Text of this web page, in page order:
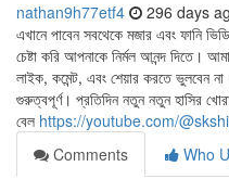
nathan9h77etf4 296 days
এখানে পাবেন সবথেকে মজার এবং
চেষ্টা করি আপনাকে নির্মল আনন্দ দিতে।
লাইক, কমেন্ট, এবং শেয়ার করতে ভুলবেন
গুরুত্বপূর্ণ। প্রতিদিন নতুন নতুন হাসির
বেল https://youtube.com/
Comments
Who